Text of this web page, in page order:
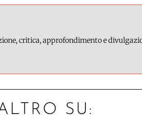
critica, approfondimento e
SU: